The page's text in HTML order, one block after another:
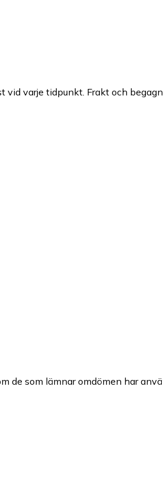
varje tidpunkt. Frakt och
de som lämnar omdömen har